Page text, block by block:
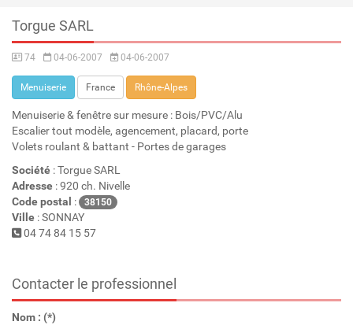
Torgue SARL
74 04-06-2007 04-06-2007
Menuiserie France Rhône-Alpes
Menuiserie & fenêtre sur mesure : Bois/PVC/Alu
Escalier tout modèle, agencement, placard, porte
Volets roulant & battant - Portes de garages
Société : Torgue SARL
Adresse : 920 ch. Nivelle
Code postal : 38150
Ville : SONNAY
04 74 84 15 57
Contacter le professionnel
Nom : (*)